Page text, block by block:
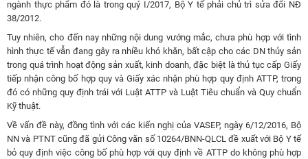
ngành thực phẩm đó là trong quý I/2017, Bộ Y tế phải chủ trì sửa đổi NĐ
38/2012.
Tuy nhiên, cho đến nay những nội dung vướng mắc, chưa phù hợp với tình
hình thực tế vẫn đang gây ra nhiều khó khăn, bất cập cho các DN thủy sản
trong quá trình hoạt động sản xuất, kinh doanh, đặc biệt là thủ tục cấp Giấy
tiếp nhận công bố hợp quy và Giấy xác nhận phù hợp quy định ATTP, trong
đó có những quy định trái với Luật ATTP và Luật Tiêu chuẩn và Quy chuẩn
Kỹ thuật.
Về vấn đề này, đồng tình với các kiến nghị của VASEP, ngày 6/12/2016, Bộ
NN và PTNT cũng đã gửi Công văn số 10264/BNN-QLCL đề xuất với Bộ Y tế
bỏ quy định việc công bố phù hợp với quy định về ATTP do không phù hợp